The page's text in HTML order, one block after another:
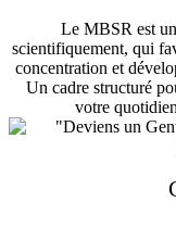
Le MBSR est
scientifiquement, qui
concentration et
Un cadre structuré
votre